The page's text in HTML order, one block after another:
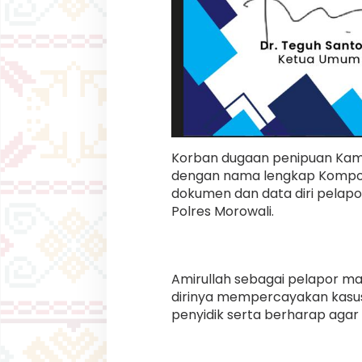
Korban dugaan penipuan
dengan nama lengkap
dokumen dan data diri
Polres Morowali.
Amirullah sebagai pelapor
dirinya mempercayakan
penyidik serta berharap